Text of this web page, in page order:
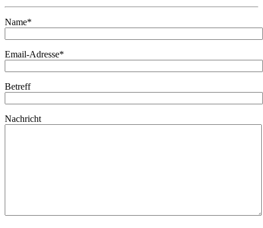
Name*
Email-Adresse*
Betreff
Nachricht